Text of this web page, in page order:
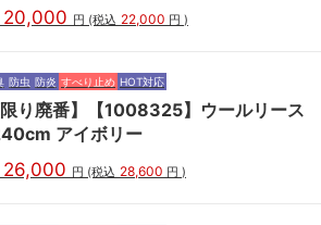
20,000 円 (税込 22,000 円 )
防虫 防炎 すべり止め HOT対応
限り廃番】【1008325】ウールリース
アイボリー
26,000 円 (税込 28,600 円 )